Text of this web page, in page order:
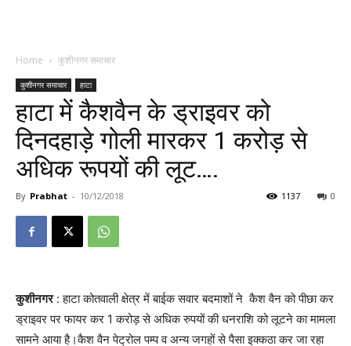
Home कुशीनगर समाचार
कुशीनगर समाचार हाटा
हाटा में कैशवैन के ड्राइवर को
दिनदहाड़े गोली मारकर 1 करोड़ से
अधिक रूपयों की लूट….
By Prabhat - 10/12/2018 0
1137
कुशीनगर: हाटा कोतवाली क्षेत्र में बाईक सवार बदमाशों ने कैश वैन को पीछा कर
ड्राइवर पर फायर कर 1 करोड़ से अधिक रुपयों की धनराशि को लूटने का मामला
सामने आया है।कैश वैन पेट्रोल पम्प व अन्य जगहों से पैसा इक्कठा कर जा रहा